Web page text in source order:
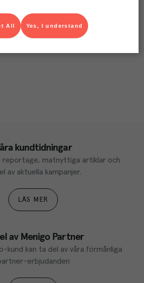
kundtidningar
reportage, matnyttiga artiklar och
av aktuella kampanjer.
LÄS MER
av Menigo Partner
kund kan ta del av våra förmånliga
erbjudanden
Yes, I understand
All